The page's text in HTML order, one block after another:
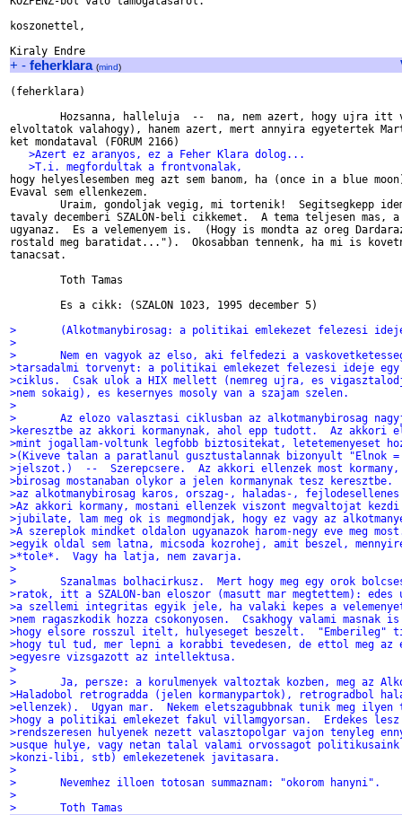
koszonettel,
+ - feherklara (mind)
(feherklara)
elvoltatok valahogy), hanem azert, mert annyira egyetertek
   >Azert ez aranyos, ez a Feher Klara dolog...
   >T.i. megfordultak a frontvonalak,
hogy helyeslesemben meg azt sem banom, ha (once in a blue
Evaval sem ellenkezem.
tavaly decemberi SZALON-beli cikkemet.  A tema teljesen mas,
ugyanaz.  Es a velemenyem is.  (Hogy is mondta az oreg
rostald meg baratidat...").  Okosabban tennenk, ha mi is
tanacsat.
>	(Alkotmanybirosag: a politikai emlekezet felezesi
>
>	Nem en vagyok az elso, aki felfedezi a
>tarsadalmi torvenyt: a politikai emlekezet felezesi ideje
>ciklus.  Csak ulok a HIX mellett (nemreg ujra, es
>nem sokaig), es kesernyes mosoly van a szajam szelen.
>
>	Az elozo valasztasi ciklusban az alkotmanybirosag
>keresztbe az akkori kormanynak, ahol epp tudott.  Az akkori
>mint jogallam-voltunk legfobb biztositekat, letetemenyeset
>(Kiveve talan a paratlanul gusztustalannak bizonyult "Elnok =
>jelszot.)  --  Szerepcsere.  Az akkori ellenzek most kormany,
>birosag mostanaban olykor a jelen kormanynak tesz keresztbe.
>az alkotmanybirosag karos, orszag-, haladas-, fejlodesellenes
>Az akkori kormany, mostani ellenzek viszont megvaltojat
>jubilate, lam meg ok is megmondjak, hogy ez vagy az
>A szereplok mindket oldalon ugyanazok harom-negy eve meg
>egyik oldal sem latna, micsoda kozrohej, amit beszel,
>*tole*.  Vagy ha latja, nem zavarja.
>
>	Szanalmas bolhacirkusz.  Mert hogy meg egy orok
>ratok, itt a SZALON-ban eloszor (masutt mar megtettem): edes
>a szellemi integritas egyik jele, ha valaki kepes a
>nem ragaszkodik hozza csokonyosen.  Csakhogy valami masnak
>hogy elsore rosszul itelt, hulyeseget beszelt.  "Emberileg"
>hogy tul tud, mer lepni a korabbi tevedesen, de ettol meg az
>egyesre vizsgazott az intellektusa.
>
>	Ja, persze: a korulmenyek valtoztak kozben, meg az
>Haladobol retrogradda (jelen kormanypartok), retrogradbol
>ellenzek).  Ugyan mar.  Nekem eletszagubbnak tunik meg
>hogy a politikai emlekezet fakul villamgyorsan.  Erdekes
>rendszeresen hulyenek nezett valasztopolgar vajon tenyleg
>usque hulye, vagy netan talal valami orvossagot
>konzi-libi, stb) emlekezetenek javitasara.
>
>	Nevemhez illoen totosan summaznam: "okorom hanyni".
>
>	Toth Tamas